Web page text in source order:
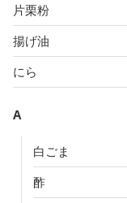
片栗粉
揚げ油
にら
A
白ごま
酢